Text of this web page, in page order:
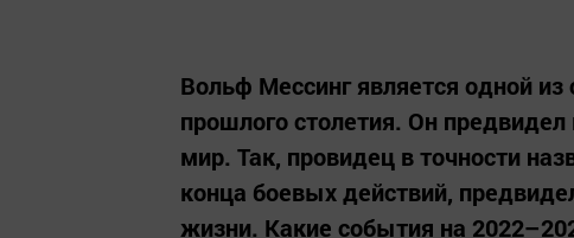
Вольф Мессинг является одной
прошлого столетия. Он
мир. Так, провидец в точности
конца боевых действий,
жизни. Какие события на